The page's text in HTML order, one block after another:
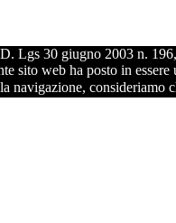
Lgs 30 giugno 2003 n.
sito web ha posto in
navigazione, consideriamo